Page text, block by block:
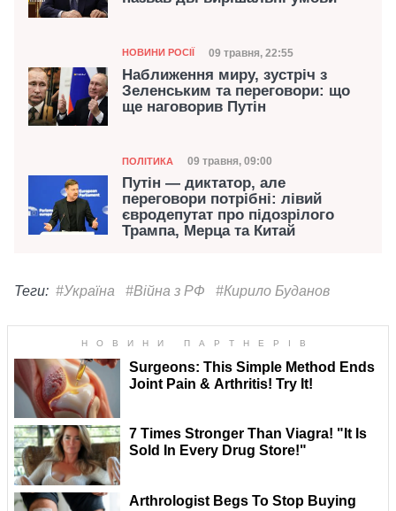
Категорія
НОВИНИ РОСІЇ Дата публікації
09 травня, 22:55
Наближення миру, зустріч з
Зеленським та переговори: що
ще наговорив Путін
Категорія
ПОЛІТИКА Дата публікації
09 травня, 09:00
Путін — диктатор, але
переговори потрібні: лівий
євродепутат про підозрілого
Трампа, Мерца та Китай
Теги: #Україна #Війна з РФ #Кирило Буданов